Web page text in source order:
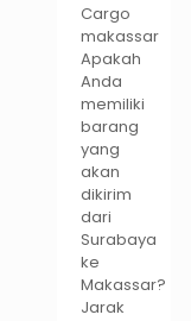
Cargo
makassar
Apakah
Anda
memiliki
barang
yang
akan
dikirim
dari
Surabaya
ke
Makassar?
Jarak